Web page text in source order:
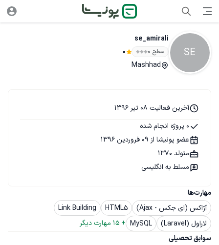
SE
se_amirali
سطح ۰ 0
Mashhad
مهارت‌ها
آژاکس (ای جکس - Ajax)
HTML5
Link Building
لاراول (Laravel)
MySQL
+
15 مهارت دیگر
سوابق تحصیلی
آخرین فعالیت 08 تیر 1396
0 پروژه انجام شده
عضو پونیشا از 09 فروردین 1396
متولد 1370
مسلط به انگلیسی